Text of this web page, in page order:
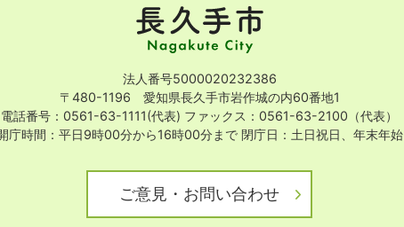
Nagakute
City
法人番号5000020232386
〒480-1196 愛知県長久手市岩作城の内60番地1
電話番号：0561-63-1111(代表) ファックス：0561-63-2100（代表）
庁時間：平日9時00分から16時00分まで 閉庁日：土日祝日、年末年始
ご意見・お問い合わせ